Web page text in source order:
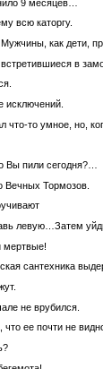
9 месяцев…
всю каторгу.
как дети,
в
исключений.
что-то умное, но,
Вы пили сегодня?…
Вечных Тормозов.
левую…Затем
мертвые!
сантехника
не врубился.
ее почти не